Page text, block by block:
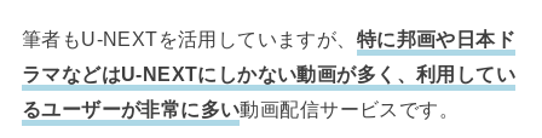
筆者もU-NEXTを活用していますが、 特に邦画や日本ド
ラマなどはU-NEXTにしかない動画が多く、利用してい
るユーザーが非常に多い動画配信サービスです。